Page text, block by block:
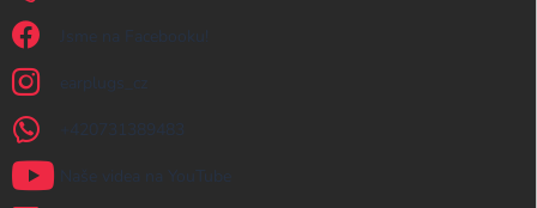
Jsme na Facebooku!
earplugs_cz
+420731389483
Naše videa na YouTube